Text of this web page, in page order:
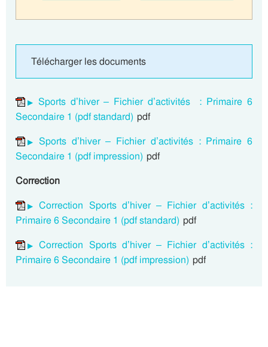
Télécharger les documents
Sports d’hiver – Fichier d’activités : Primaire 6
Secondaire 1 (pdf standard) pdf
Sports d’hiver – Fichier d’activités : Primaire 6
Secondaire 1 (pdf impression) pdf
Correction
Correction Sports d’hiver – Fichier d’activités :
Primaire 6 Secondaire 1 (pdf standard) pdf
Correction Sports d’hiver – Fichier d’activités :
Primaire 6 Secondaire 1 (pdf impression) pdf